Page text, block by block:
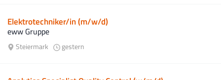
Elektrotechniker/in (m/w/d)
eww Gruppe
Steiermark gestern